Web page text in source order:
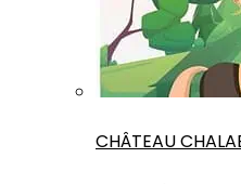
CHÂTEAU